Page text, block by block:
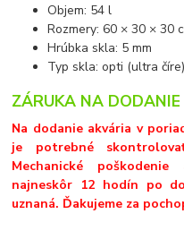
Objem: 54 l
Rozmery: 60 × 30 × 30
Hrúbka skla: 5 mm
Typ skla: opti (ultra číre)
ZÁRUKA NA
Na dodanie akvária v
je potrebné
Mechanické
najneskôr 12 hodín po
uznaná. Ďakujeme za